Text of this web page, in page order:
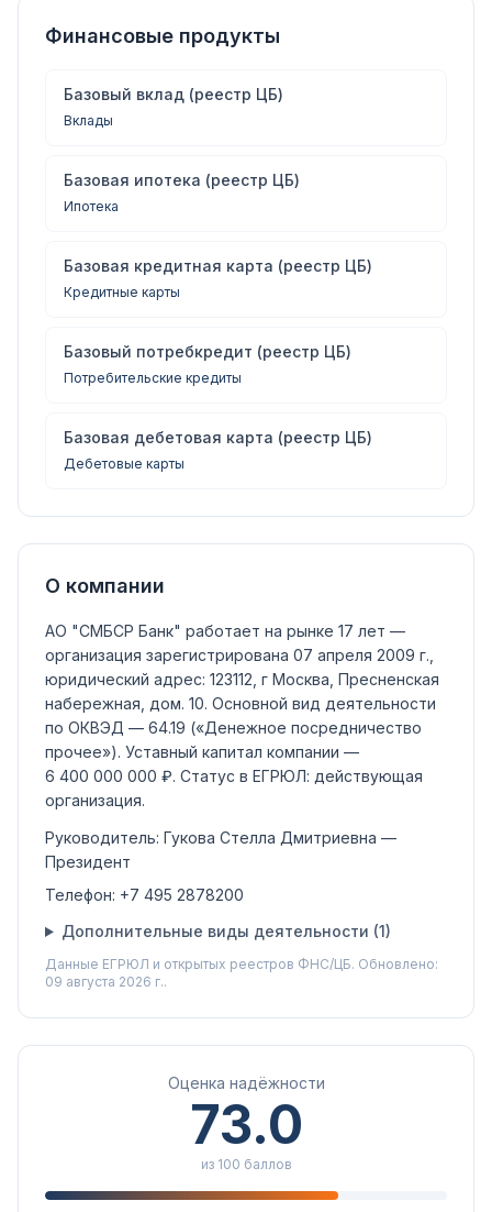
Финансовые продукты
Базовый вклад (реестр ЦБ)
Вклады
Базовая ипотека (реестр ЦБ)
Ипотека
Базовая кредитная карта (реестр ЦБ)
Кредитные карты
Базовый потребкредит (реестр ЦБ)
Потребительские кредиты
Базовая дебетовая карта (реестр ЦБ)
Дебетовые карты
О компании
АО "СМБСР Банк" работает на рынке 17 лет —
организация зарегистрирована 07 апреля 2009 г.,
юридический адрес: 123112, г Москва, Пресненская
набережная, дом. 10. Основной вид деятельности
по ОКВЭД — 64.19 («Денежное посредничество
прочее»). Уставный капитал компании —
6 400 000 000 ₽. Статус в ЕГРЮЛ: действующая
организация.
Руководитель: Гукова Стелла Дмитриевна —
Президент
Телефон: +7 495 2878200
Дополнительные виды деятельности (1)
Данные ЕГРЮЛ и открытых реестров ФНС/ЦБ. Обновлено:
09 августа 2026 г..
Оценка надёжности
73.0
из 100 баллов